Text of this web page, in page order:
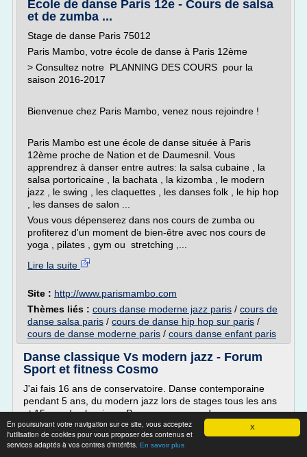
X
En poursuivant votre navigation sur ce site, vous acceptez
l'utilisation de cookies pour vous proposer des contenus et
services adaptés à vos centres d'intérêts. En savoir plus
Ecole de danse Paris 12e - Cours de salsa
et de zumba ...
Stage de danse Paris 75012
Paris Mambo, votre école de danse à Paris 12ème
> Consultez notre PLANNING DES COURS pour la
saison 2016-2017
Bienvenue chez Paris Mambo, venez nous rejoindre !
Paris Mambo est une école de danse située à Paris
12ème proche de Nation et de Daumesnil. Vous
apprendrez à danser entre autres: la salsa cubaine , la
salsa portoricaine , la bachata , la kizomba , le modern
jazz , le swing , les claquettes , les danses folk , le hip hop
, les danses de salon ...
Vous vous dépenserez dans nos cours de zumba ou
profiterez d'un moment de bien-être avec nos cours de
yoga , pilates , gym ou stretching ,...
Lire la suite
Site : http://www.parismambo.com
Thèmes liés : cours danse moderne jazz paris / cours de
danse salsa paris / cours de danse hip hop sur paris /
cours de danse moderne paris / cours danse enfant paris
Danse classique Vs modern jazz - Forum
Sport et fitness Cosmo
J'ai fais 16 ans de conservatoire. Danse contemporaine
pendant 5 ans, du modern jazz lors de stages tous les ans
et 15 ans de classique. Pour ma pars ces danses se
complètent.
Les mouvements sont différents, les énergies aussi. La